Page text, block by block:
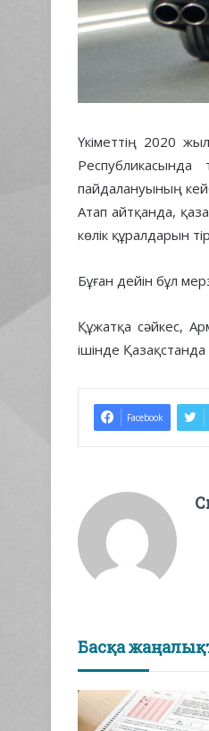
Үкіметтің 2020
Республикасында
пайдалануының
Атап айтқанда,
көлік құралдарын
Бұған дейін бұл
Құжатқа сәйкес,
ішінде
Facebook
Басқа